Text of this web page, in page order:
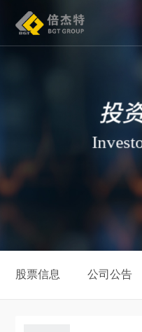
股票信息 公司公告